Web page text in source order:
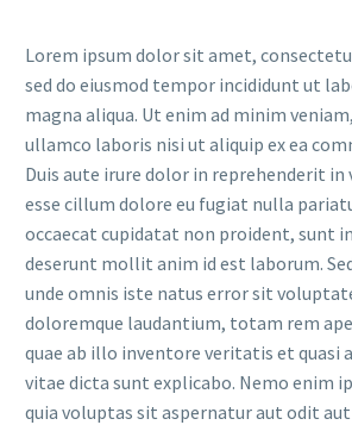
Lorem ipsum dolor sit amet,
sed do eiusmod tempor incididunt ut
magna aliqua. Ut enim ad minim
ullamco laboris nisi ut aliquip ex ea
Duis aute irure dolor in reprehenderit
esse cillum dolore eu fugiat nulla
occaecat cupidatat non proident, sunt
deserunt mollit anim id est laborum.
unde omnis iste natus error sit
doloremque laudantium, totam rem
quae ab illo inventore veritatis et quasi
vitae dicta sunt explicabo. Nemo enim
quia voluptas sit aspernatur aut odit